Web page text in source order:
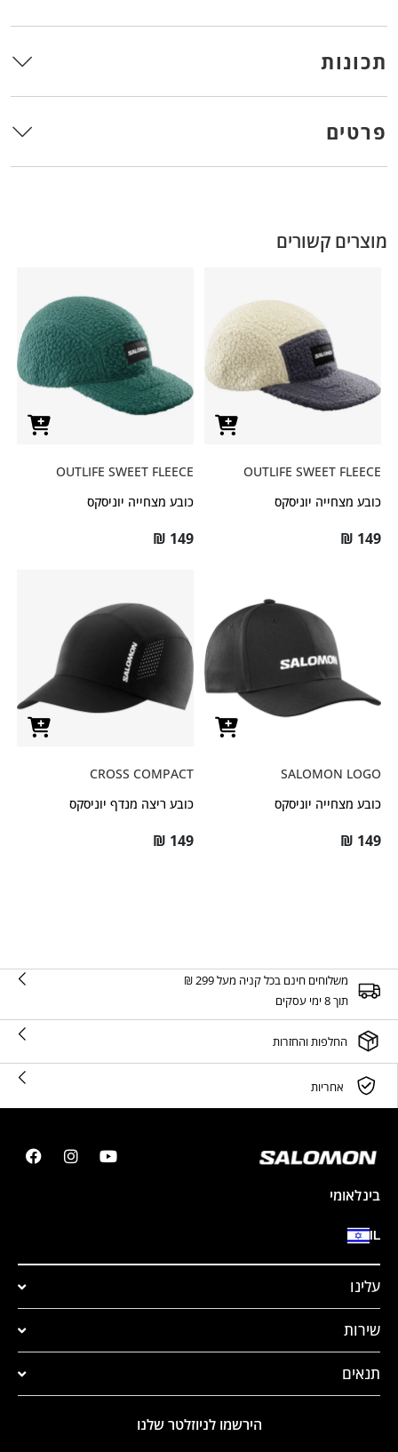
תכונות
פרטים
מוצרים קשורים
OUTLIFE SWEET FLEECE
כובע מצחייה יוניסקס
₪ 149
OUTLIFE SWEET FLEECE
כובע מצחייה יוניסקס
₪ 149
SALOMON LOGO
כובע מצחייה יוניסקס
₪ 149
CROSS COMPACT
כובע ריצה מנדף יוניסקס
₪ 149
משלוחים חינם בכל קניה מעל 299 ₪
תוך 8 ימי עסקים
החלפות והחזרות
אחריות
בינלאומי
IL
עלינו
שירות
תנאים
הירשמו לניוזלטר שלנו